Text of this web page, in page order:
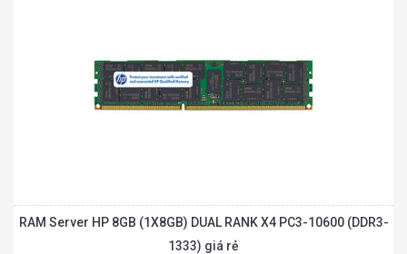
RAM Server HP 8GB (1X8GB) DUAL RANK X4 PC3-10600 (DDR3-
1333) giá rẻ